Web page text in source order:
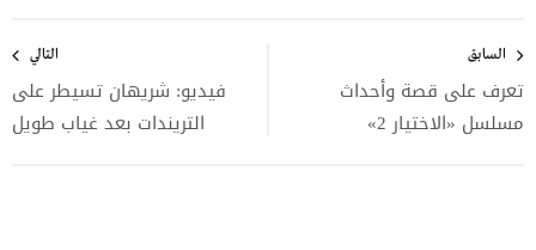
المقالات
السابق
تعرف على قصة وأحداث
مسلسل «الاختيار 2»
التالي
فيديو: شريهان تسيطر على
التريندات بعد غياب طويل